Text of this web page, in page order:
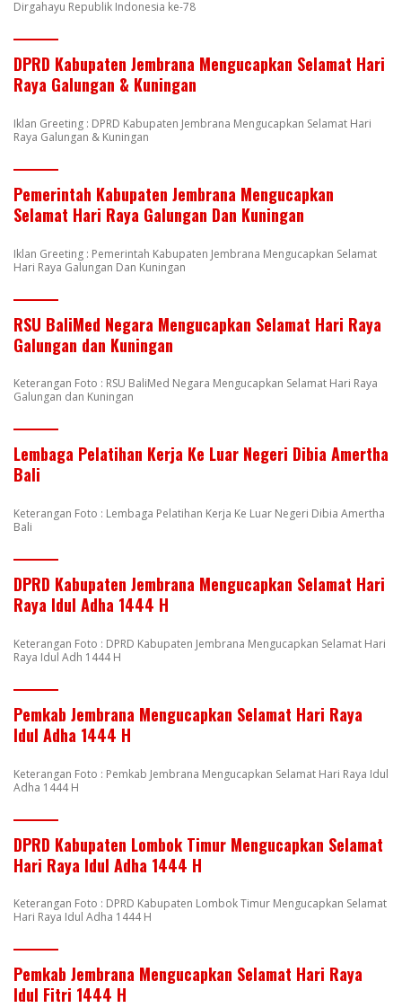
Dirgahayu Republik Indonesia ke-78
DPRD Kabupaten Jembrana Mengucapkan Selamat Hari
Raya Galungan & Kuningan
Iklan Greeting : DPRD Kabupaten Jembrana Mengucapkan Selamat Hari
Raya Galungan & Kuningan
Pemerintah Kabupaten Jembrana Mengucapkan
Selamat Hari Raya Galungan Dan Kuningan
Iklan Greeting : Pemerintah Kabupaten Jembrana Mengucapkan Selamat
Hari Raya Galungan Dan Kuningan
RSU BaliMed Negara Mengucapkan Selamat Hari Raya
Galungan dan Kuningan
Keterangan Foto : RSU BaliMed Negara Mengucapkan Selamat Hari Raya
Galungan dan Kuningan
Lembaga Pelatihan Kerja Ke Luar Negeri Dibia Amertha
Bali
Keterangan Foto : Lembaga Pelatihan Kerja Ke Luar Negeri Dibia Amertha
Bali
DPRD Kabupaten Jembrana Mengucapkan Selamat Hari
Raya Idul Adha 1444 H
Keterangan Foto : DPRD Kabupaten Jembrana Mengucapkan Selamat Hari
Raya Idul Adh 1444 H
Pemkab Jembrana Mengucapkan Selamat Hari Raya
Idul Adha 1444 H
Keterangan Foto : Pemkab Jembrana Mengucapkan Selamat Hari Raya Idul
Adha 1444 H
DPRD Kabupaten Lombok Timur Mengucapkan Selamat
Hari Raya Idul Adha 1444 H
Keterangan Foto : DPRD Kabupaten Lombok Timur Mengucapkan Selamat
Hari Raya Idul Adha 1444 H
Pemkab Jembrana Mengucapkan Selamat Hari Raya
Idul Fitri 1444 H